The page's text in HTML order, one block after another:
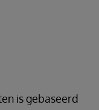
is gebaseerd